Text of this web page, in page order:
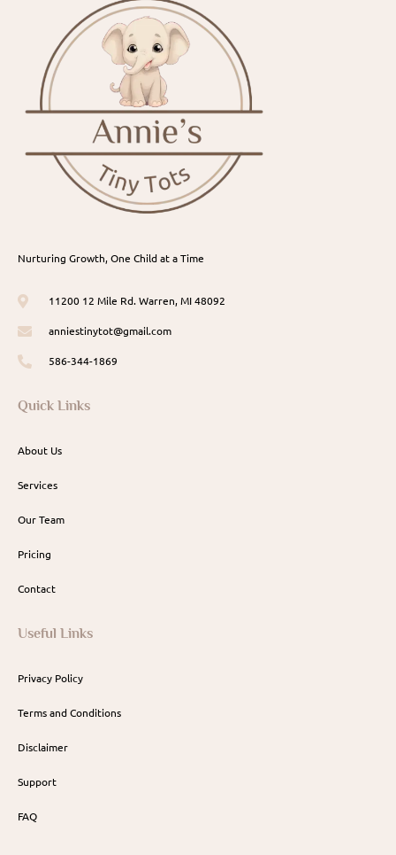
Nurturing Growth, One Child at a Time
11200 12 Mile Rd. Warren, MI 48092
anniestinytot@gmail.com
586-344-1869
Quick Links
About Us
Services
Our Team
Pricing
Contact
Useful Links
Privacy Policy
Terms and Conditions
Disclaimer
Support
FAQ